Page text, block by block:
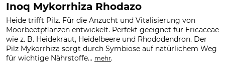
Inoq Mykorrhiza Rhodazo
Heide trifft Pilz. Für die Anzucht und Vitalisierung von
Moorbeetpflanzen entwickelt. Perfekt geeignet für Ericaceae
wie z. B. Heidekraut, Heidelbeere und Rhododendron. Der
Pilz Mykorrhiza sorgt durch Symbiose auf natürlichem Weg
für wichtige Nährstoffe... mehr.